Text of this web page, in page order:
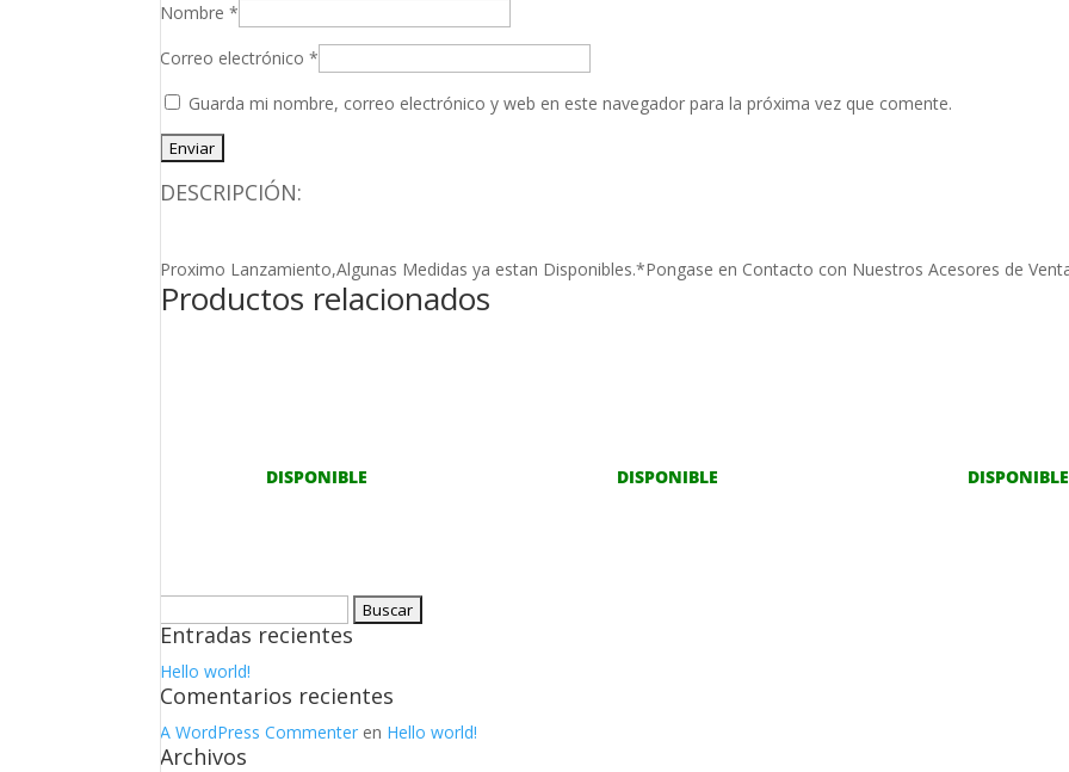
Nombre*
Correo electrónico*
Guarda mi nombre, correo electrónico y web en este navegador para la próxima vez que comente.
DESCRIPCIÓN:
Proximo Lanzamiento,Algunas Medidas ya estan Disponibles.*Pongase en Contacto con Nuestros Acesores de
Productos relacionados
DISPONIBLE DISPONIBLE DISPONIBLE
Entradas recientes
Hello world!
Comentarios recientes
A WordPress Commenter en Hello world!
Archivos